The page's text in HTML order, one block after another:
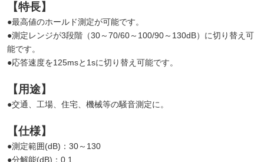
【特長】
●最高値のホールド測定が可能です。
●測定レンジが3段階（30～70/60～100/90～130dB）に切り替え可
能です。
●応答速度を125msと1sに切り替え可能です。
【用途】
●交通、工場、住宅、機械等の騒音測定に。
【仕様】
●測定範囲(dB)：30～130
●分解能(dB)：0.1